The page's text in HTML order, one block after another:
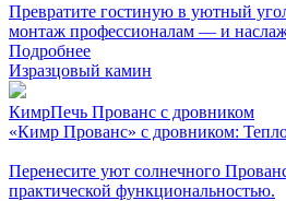
Превратите гостиную в уютный
монтаж профессионалам — и
Подробнее
Изразцовый камин
КимрПечь Прованс с дровником
«Кимр Прованс» с дровником:
Перенесите уют солнечного
практической функциональностью.